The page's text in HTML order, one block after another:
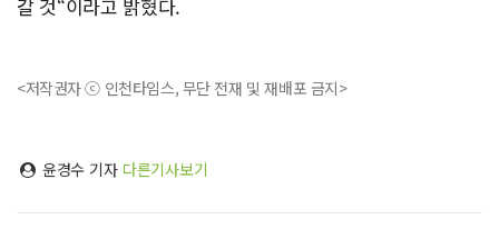
갈 것“이라고 밝혔다.
<저작권자 ⓒ 인천타임스, 무단 전재 및 재배포 금지>
윤경수 기자 다른기사보기